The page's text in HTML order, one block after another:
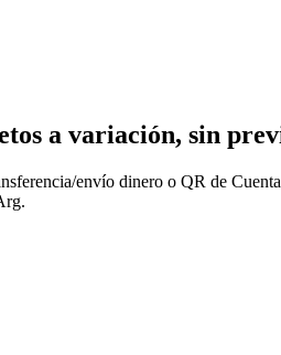
a variación, sin
envío dinero o QR de